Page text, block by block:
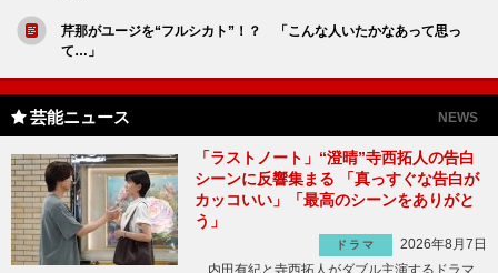
芹那がユージを“フルシカト”！？ 「こんな人いたかなあって思っ
て…」
芸能ニュース NEWS
「ラストノート」“澄晴”寺西拓人の告白
シーンに反響集まる 「真っすぐな告白が
カッコいい」「最高のシーンをありがと
う」
ドラマ
2026年8月7日
内田有紀と寺西拓人がダブル主演するドラマ